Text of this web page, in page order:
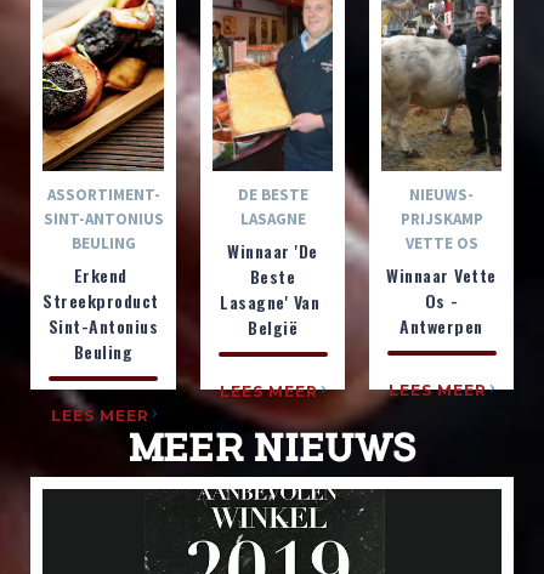
ASSORTIMENT-
SINT-ANTONIUS
BEULING
Erkend
Streekproduct
Sint-Antonius
Beuling
LEES MEER
DE BESTE
LASAGNE
Winnaar 'De
Beste
Lasagne' Van
België
LEES MEER
NIEUWS-
PRIJSKAMP
VETTE OS
Winnaar Vette
Os -
Antwerpen
LEES MEER
MEER NIEUWS